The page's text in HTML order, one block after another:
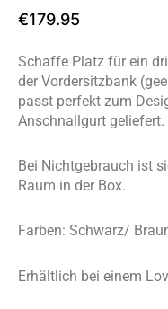
€179.95
Schaffe Platz für ein
der Vordersitzbank
passt perfekt zum
Anschnallgurt geliefert.
Bei Nichtgebrauch ist
Raum in der Box.
Farben: Schwarz/
Erhältlich bei einem